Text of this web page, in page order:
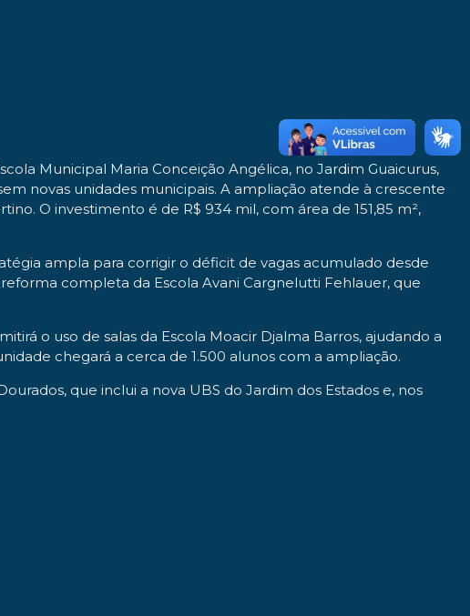
Municipal Maria Conceição Angélica, no Jardim Guaicurus,
novas unidades municipais. A ampliação atende à crescente
O investimento é de R$ 934 mil, com área de 151,85 m²,
ampla para corrigir o déficit de vagas acumulado desde
completa da Escola Avani Cargnelutti Fehlauer, que
o uso de salas da Escola Moacir Djalma Barros, ajudando a
chegará a cerca de 1.500 alunos com a ampliação.
que inclui a nova UBS do Jardim dos Estados e, nos